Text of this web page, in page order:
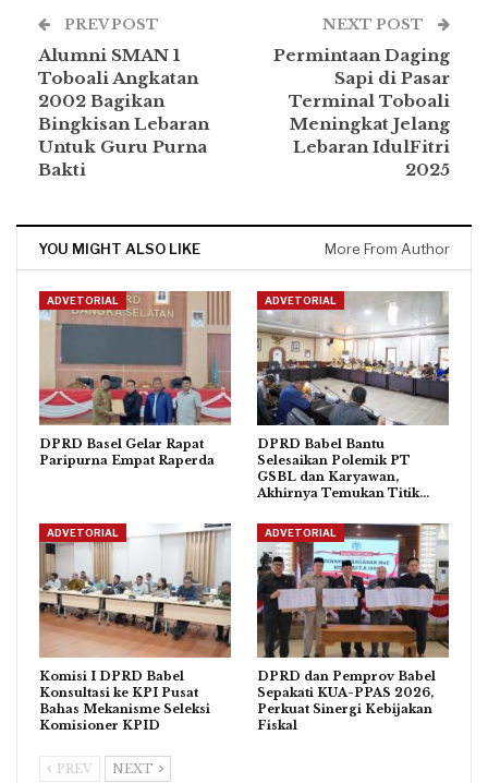
PREV POST
Alumni SMAN 1
Toboali Angkatan
2002 Bagikan
Bingkisan Lebaran
Untuk Guru Purna
Bakti
NEXT POST
Permintaan Daging
Sapi di Pasar
Terminal Toboali
Meningkat Jelang
Lebaran IdulFitri
2025
YOU MIGHT ALSO LIKE More From Author
ADVETORIAL
DPRD Basel Gelar Rapat
Paripurna Empat Raperda
ADVETORIAL
DPRD Babel Bantu
Selesaikan Polemik PT
GSBL dan Karyawan,
Akhirnya Temukan Titik…
ADVETORIAL
Komisi I DPRD Babel
Konsultasi ke KPI Pusat
Bahas Mekanisme Seleksi
Komisioner KPID
ADVETORIAL
DPRD dan Pemprov Babel
Sepakati KUA-PPAS 2026,
Perkuat Sinergi Kebijakan
Fiskal
PREV NEXT